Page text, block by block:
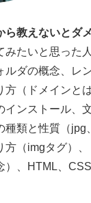
教えないとダ
たいと思った
ルダの概念、レ
方（ドメインと
インストール、
種類と性質（jpg
方（imgタグ）
）、HTML、